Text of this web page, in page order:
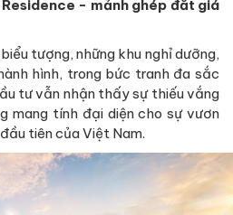
- mảnh ghép đắt giá
tượng, những khu nghỉ dưỡng,
hình, trong bức tranh đa sắc
tư vẫn nhận thấy sự thiếu vắng
mang tính đại diện cho sự vươn
tiên của Việt Nam.